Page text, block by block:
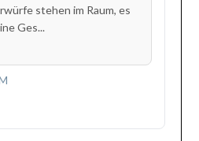
stehen im Raum, es
Ges...